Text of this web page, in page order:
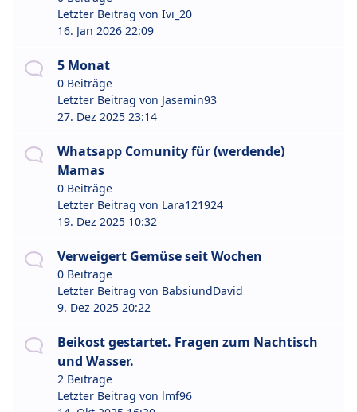
Letzter Beitrag von Ivi_20
16. Jan 2026 22:09
5 Monat
0 Beiträge
Letzter Beitrag von Jasemin93
27. Dez 2025 23:14
Whatsapp Comunity für (werdende)
Mamas
0 Beiträge
Letzter Beitrag von Lara121924
19. Dez 2025 10:32
Verweigert Gemüse seit Wochen
0 Beiträge
Letzter Beitrag von BabsiundDavid
9. Dez 2025 20:22
Beikost gestartet. Fragen zum Nachtisch
und Wasser.
2 Beiträge
Letzter Beitrag von lmf96